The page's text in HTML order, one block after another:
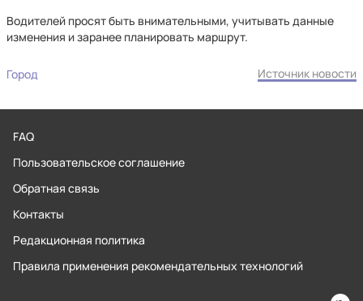
Водителей просят быть внимательными, учитывать данные
изменения и заранее планировать маршрут.
Город Источник новости
FAQ
Пользовательское соглашение
Обратная связь
Контакты
Редакционная политика
Правила применения рекомендательных технологий